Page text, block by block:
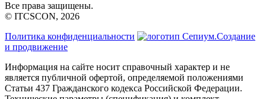
Все права защищены.
© ITCSCON, 2026
Политика конфиденциальности
Создание
и продвижение
Информация на сайте носит справочный характер и не
является публичной офертой, определяемой положениями
Статьи 437 Гражданского кодекса Российской Федерации.